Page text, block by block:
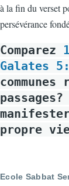
à la fin du verset
persévérance
Comparez
Galates
passages?
propre
Ecole Sabbat